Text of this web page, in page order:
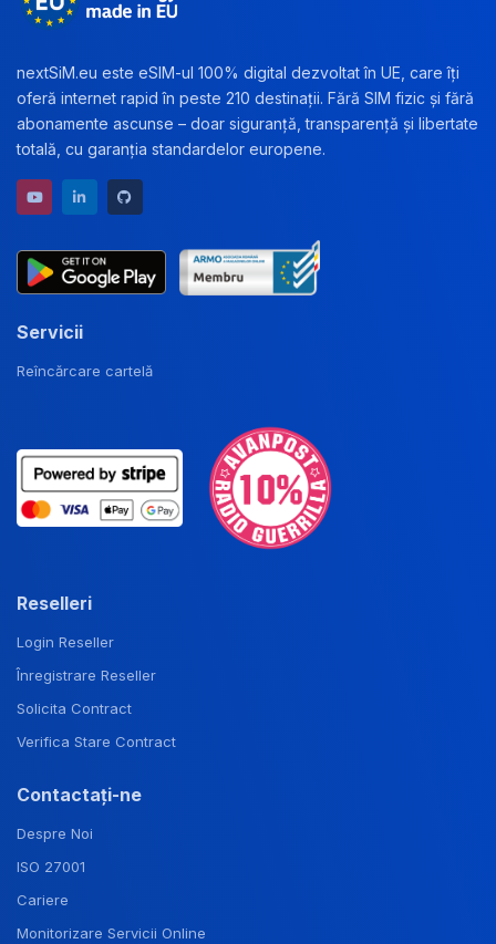
nextSiM.eu este eSIM-ul 100% digital dezvoltat în UE, care îți
oferă internet rapid în peste 210 destinații. Fără SIM fizic și fără
abonamente ascunse – doar siguranță, transparență și libertate
totală, cu garanția standardelor europene.
YouTube channel
LinkedIn profile
Servicii
Reîncărcare cartelă
Reselleri
Login Reseller
Înregistrare Reseller
Solicita Contract
Verifica Stare Contract
Contactați-ne
Despre Noi
ISO 27001
Cariere
Monitorizare Servicii Online